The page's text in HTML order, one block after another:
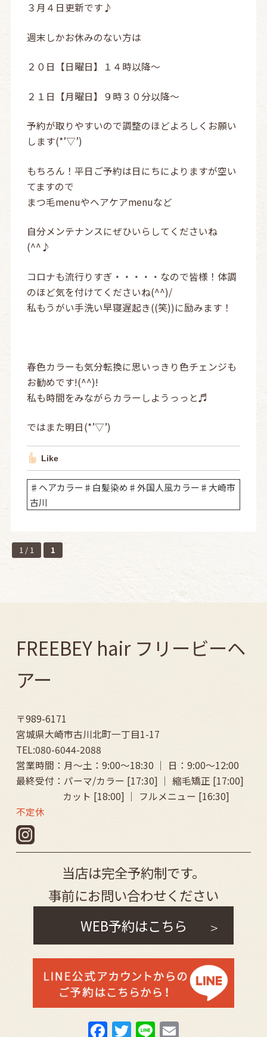
３月４日更新です♪
週末しかお休みのない方は
２０日【日曜日】１４時以降～
２１日【月曜日】９時３０分以降～
予約が取りやすいので調整のほどよろしくお願い
します(*’▽’)
もちろん！平日ご予約は日にちによりますが空い
てますので
まつ毛menuやヘアケアmenuなど
自分メンテナンスにぜひいらしてくださいね
(^^♪
コロナも流行りすぎ・・・・・なので皆様！体調
のほど気を付けてくださいね(^^)/
私もうがい手洗い早寝遅起き((笑))に励みます！
春色カラーも気分転換に思いっきり色チェンジも
お勧めです!(^^)!
私も時間をみながらカラーしようっっと♬
ではまた明日(*’▽’)
Like
♯ヘアカラー♯白髪染め♯外国人風カラー♯大崎市
古川
1 / 1 1
FREEBEY hair フリービーヘ
アー
〒989-6171
宮城県大崎市古川北町一丁目1-17
TEL:080-6044-2088
営業時間：月～土：9:00〜18:30 ｜ 日：9:00〜12:00
最終受付：パーマ/カラー [17:30] ｜ 縮毛矯正 [17:00]
カット [18:00] ｜ フルメニュー [16:30]
不定休
当店は完全予約制です。
事前にお問い合わせください
WEB予約はこちら
F T Li